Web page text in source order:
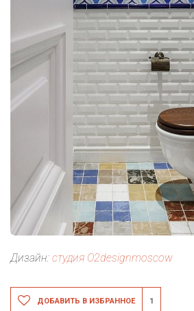
Дизайн: студия O2designmoscow
ДОБАВИТЬ В ИЗБРАННОЕ 1